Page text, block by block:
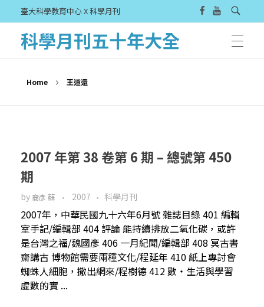
臺大科學教育中心 X 科學月刊
科學月刊五十年大全
Home 王道還
2007 年第 38 卷第 6 期 – 總號第 450
期
by 裔彥 蘇 2007 科學月刊
2007年，中華民國九十六年6月號 雜誌目錄 401 編輯
室手記/編輯部 404 評論 能持續排放二氧化碳，或許
是台灣之福/魏國彥 406 一月紀聞/編輯部 408 冥古書
齋講古 博物館需要兩種文化/程延年 410 紙上專討會
蜘蛛人細胞，撒出網來/程樹德 412 數・生活與學習
虛數的實 ...